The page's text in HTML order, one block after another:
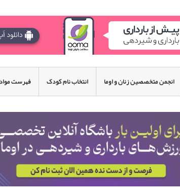
انجمن متخصصین زنان و اوما انتخاب نام کودک فهرست